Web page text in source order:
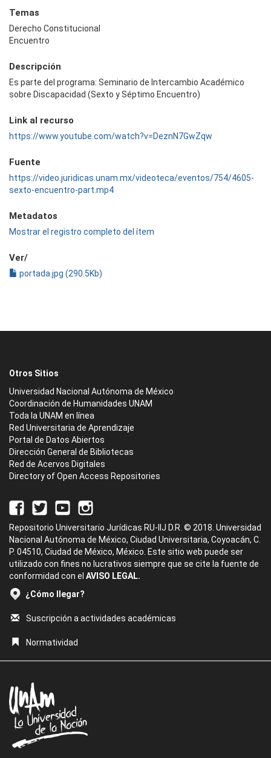
Temas
Derecho Constitucional
Encuentro
Descripción
Es parte del programa: Seminario de Intercambio Académico
sobre Discapacidad (Sexto y Séptimo Encuentro)
Link al recurso
https://www.youtube.com/watch?v=DeznN7GwZqw
Fuente
https://video.juridicas.unam.mx/videoteca/eventos/754/4605-
sexto-encuentro-part.mp4
Metadatos
Mostrar el registro completo del ítem
Ver/
portada.jpg (290.5Kb)
Otros Sitios
Universidad Nacional Autónoma de México
Coordinación de Humanidades UNAM
Toda la UNAM en línea
Red Universitaria de Aprendizaje
Portal de Datos Abiertos
Dirección General de Bibliotecas
Red de Acervos Digitales
Directory of Open Access Repositories
Repositorio Universitario Jurídicas RU-IIJ D.R. © 2018. Universidad
Nacional Autónoma de México, Ciudad Universitaria, Coyoacán, C.
P. 04510, Ciudad de México, México. Este sitio web puede ser
utilizado con fines no lucrativos siempre que se cite la fuente de
conformidad con el AVISO LEGAL.
¿Cómo llegar?
Suscripción a actividades académicas
Normatividad